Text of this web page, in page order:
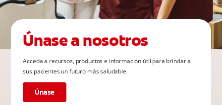
Únase a nosotros
Acceda a recursos, productos e información útil para brindar a
sus pacientes un futuro más saludable.
Únase